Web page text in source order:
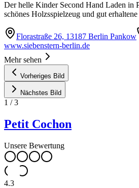
Der helle Kinder Second Hand Laden in
schönes Holzsspielzeug und gut
Florastraße 26, 13187 Berlin Pankow
www.siebenstern-berlin.de
Mehr sehen
Vorheriges Bild
Nächstes Bild
1 /3
Petit Cochon
Unsere Bewertung
4.3